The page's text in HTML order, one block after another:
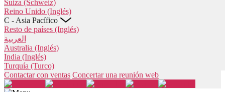
Suiza (Schweiz)
Reino Unido (Inglés)
C - Asia Pacífico
Resto de países (Inglés)
العربية
Australia (Inglés)
India (Inglés)
Turquía (Turco)
Contactar con ventas Concertar una reunión web